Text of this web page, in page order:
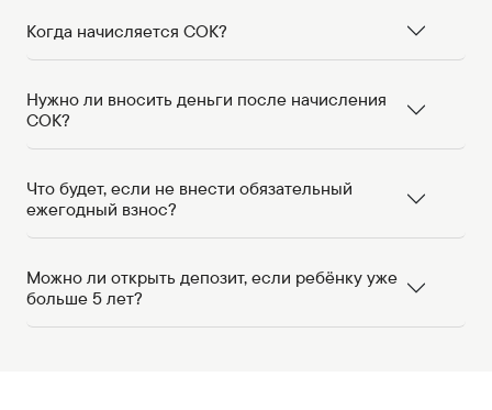
Когда начисляется СОК?
Нужно ли вносить деньги после начисления
СОК?
Что будет, если не внести обязательный
ежегодный взнос?
Можно ли открыть депозит, если ребёнку уже
больше 5 лет?